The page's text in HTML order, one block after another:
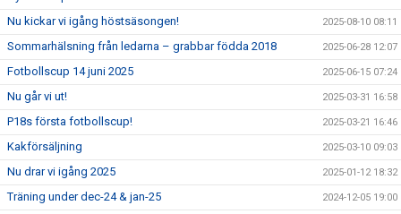
Nu kickar vi igång höstsäsongen! 2025-08-10 08:11
Sommarhälsning från ledarna – grabbar födda 2018 2025-06-28 12:07
Fotbollscup 14 juni 2025 2025-06-15 07:24
Nu går vi ut! 2025-03-31 16:58
P18s första fotbollscup! 2025-03-21 16:46
Kakförsäljning 2025-03-10 09:03
Nu drar vi igång 2025 2025-01-12 18:32
Träning under dec-24 & jan-25 2024-12-05 19:00